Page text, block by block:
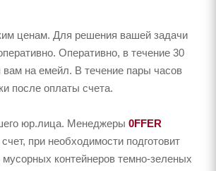
ценам. Для решения вашей задачи
Оперативно, в течение 30
вам на емейл. В течение пары часов
после оплаты счета.
юр.лица. Менеджеры 0FFER
при необходимости подготовит
контейнеров темно-зеленых